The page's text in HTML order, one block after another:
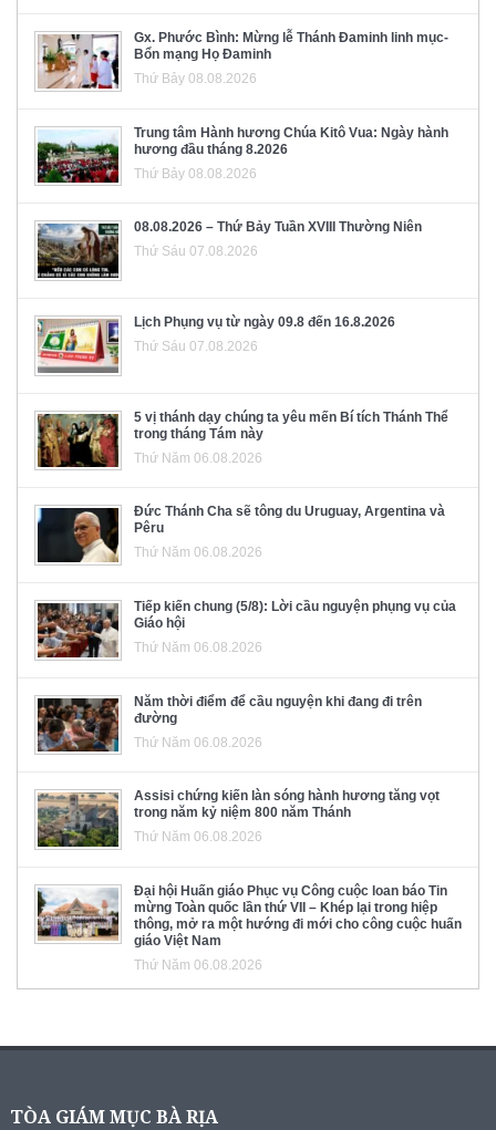
Gx. Phước Bình: Mừng lễ Thánh Đaminh linh mục-
Bổn mạng Họ Đaminh
Thứ Bảy 08.08.2026
Trung tâm Hành hương Chúa Kitô Vua: Ngày hành
hương đầu tháng 8.2026
Thứ Bảy 08.08.2026
08.08.2026 – Thứ Bảy Tuần XVIII Thường Niên
Thứ Sáu 07.08.2026
Lịch Phụng vụ từ ngày 09.8 đến 16.8.2026
Thứ Sáu 07.08.2026
5 vị thánh dạy chúng ta yêu mến Bí tích Thánh Thể
trong tháng Tám này
Thứ Năm 06.08.2026
Đức Thánh Cha sẽ tông du Uruguay, Argentina và
Pêru
Thứ Năm 06.08.2026
Tiếp kiến chung (5/8): Lời cầu nguyện phụng vụ của
Giáo hội
Thứ Năm 06.08.2026
Năm thời điểm để cầu nguyện khi đang đi trên
đường
Thứ Năm 06.08.2026
Assisi chứng kiến làn sóng hành hương tăng vọt
trong năm kỷ niệm 800 năm Thánh
Thứ Năm 06.08.2026
Đại hội Huấn giáo Phục vụ Công cuộc loan báo Tin
mừng Toàn quốc lần thứ VII – Khép lại trong hiệp
thông, mở ra một hướng đi mới cho công cuộc huấn
giáo Việt Nam
Thứ Năm 06.08.2026
TÒA GIÁM MỤC BÀ RỊA